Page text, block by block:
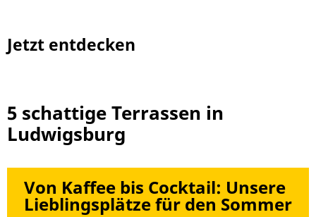
Jetzt entdecken
5 schattige Terrassen in
Ludwigsburg
Von Kaffee bis Cocktail: Unsere
Lieblingsplätze für den Sommer